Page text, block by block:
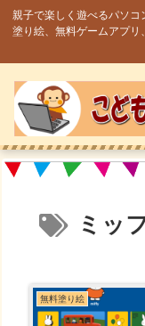
親子で楽しく遊べるパソ
塗り絵、無料ゲームアプ
ミッ
無料塗り絵